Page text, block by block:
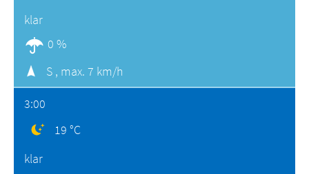
klar
0 %
S , max. 7 km/h
3:00
19 °C
klar